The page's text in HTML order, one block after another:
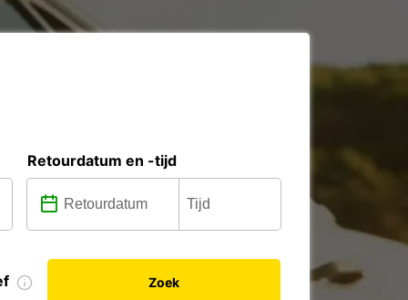
Retourdatum en -tijd
Zoek